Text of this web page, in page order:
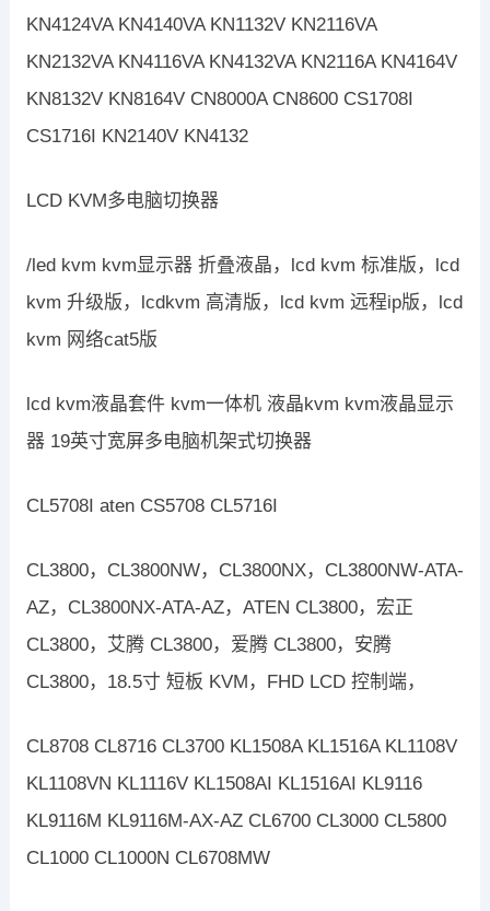
KN4124VA KN4140VA KN1132V KN2116VA
KN2132VA KN4116VA KN4132VA KN2116A KN4164V
KN8132V KN8164V CN8000A CN8600 CS1708I
CS1716I KN2140V KN4132
LCD KVM多电脑切换器
/led kvm kvm显示器 折叠液晶，lcd kvm 标准版，lcd
kvm 升级版，lcdkvm 高清版，lcd kvm 远程ip版，lcd
kvm 网络cat5版
lcd kvm液晶套件 kvm一体机 液晶kvm kvm液晶显示
器 19英寸宽屏多电脑机架式切换器
CL5708I aten CS5708 CL5716I
CL3800，CL3800NW，CL3800NX，CL3800NW-ATA-
AZ，CL3800NX-ATA-AZ，ATEN CL3800，宏正
CL3800，艾腾 CL3800，爱腾 CL3800，安腾
CL3800，18.5寸 短板 KVM，FHD LCD 控制端，
CL8708 CL8716 CL3700 KL1508A KL1516A KL1108V
KL1108VN KL1116V KL1508AI KL1516AI KL9116
KL9116M KL9116M-AX-AZ CL6700 CL3000 CL5800
CL1000 CL1000N CL6708MW